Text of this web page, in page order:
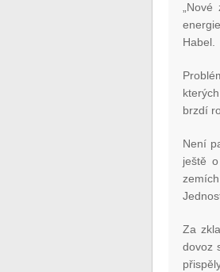
Habel.
brzdí
Není
ještě
Za
dovoz